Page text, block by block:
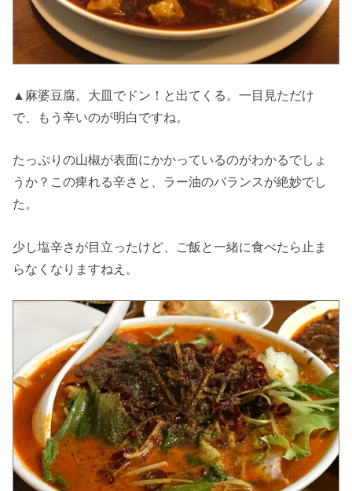
▲麻婆豆腐。大皿でドン！と出てくる。一目見ただけ
で、もう辛いのが明白ですね。
たっぷりの山椒が表面にかかっているのがわかるでしょ
うか？この痺れる辛さと、ラー油のバランスが絶妙でし
た。
少し塩辛さが目立ったけど、ご飯と一緒に食べたら止ま
らなくなりますねえ。